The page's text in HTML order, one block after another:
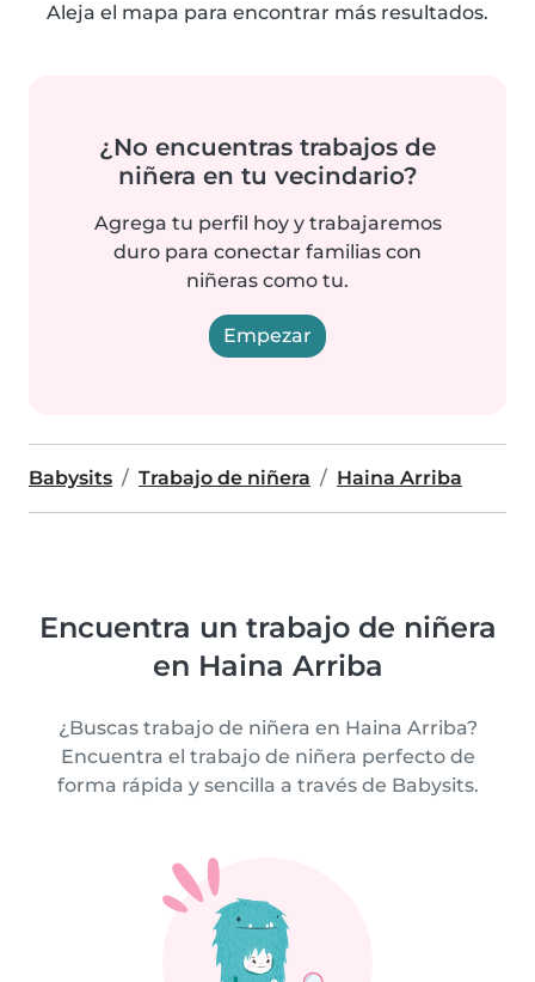
Aleja el mapa para encontrar más resultados.
¿No encuentras trabajos de
niñera en tu vecindario?
Agrega tu perfil hoy y trabajaremos
duro para conectar familias con
niñeras como tu.
Empezar
Babysits Trabajo de niñera Haina Arriba
Encuentra un trabajo de niñera
en Haina Arriba
¿Buscas trabajo de niñera en Haina Arriba?
Encuentra el trabajo de niñera perfecto de
forma rápida y sencilla a través de Babysits.